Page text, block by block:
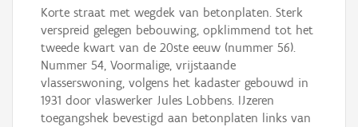
Korte straat met wegdek van betonplaten. Sterk
verspreid gelegen bebouwing, opklimmend tot het
tweede kwart van de 20ste eeuw (nummer 56).
Nummer 54, Voormalige, vrijstaande
vlasserswoning, volgens het kadaster gebouwd in
1931 door vlaswerker Jules Lobbens. IJzeren
toegangshek bevestigd aan betonplaten links van